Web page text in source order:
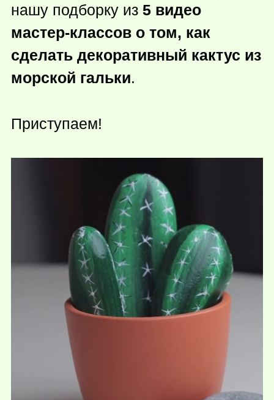
нашу подборку из 5 видео
мастер-классов о том, как
сделать декоративный кактус из
морской гальки.
Приступаем!